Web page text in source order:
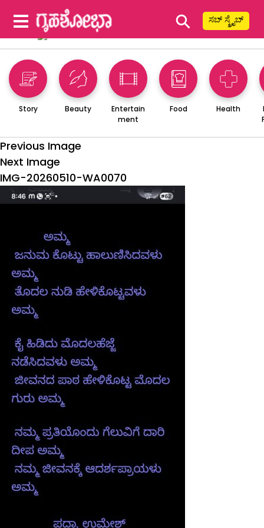
⚲ ಸಬ್ ಸ್ಕ್ರೈಬ್
Story Beauty
Entertain
ment
Food Health
Previous Image
Next Image
IMG-20260510-WA0070